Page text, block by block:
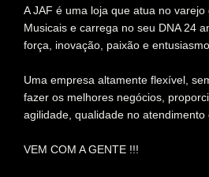
A JAF é uma loja que atua no
Musicais e carrega no seu DNA 24
força, inovação, paixão e entusiasmo.
Uma empresa altamente flexível,
fazer os melhores negócios,
agilidade, qualidade no atendimento
VEM COM A GENTE !!!